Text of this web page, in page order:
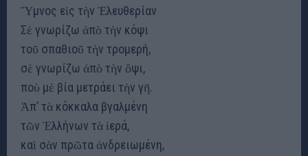
Ὕμνος εἰς τὴν Ἐλευθερίαν
Σὲ γνωρίζω ἀπὸ τὴν κόψι
τοῦ σπαθιοῦ τὴν τρομερή,
σὲ γνωρίζω ἀπὸ τὴν ὄψι,
ποὺ μὲ βία μετράει τὴν γῆ.
Ἀπ’ τὰ κόκκαλα βγαλμένη
τῶν Ἑλλήνων τὰ ἱερά,
καὶ σὰν πρῶτα ἀνδρειωμένη,